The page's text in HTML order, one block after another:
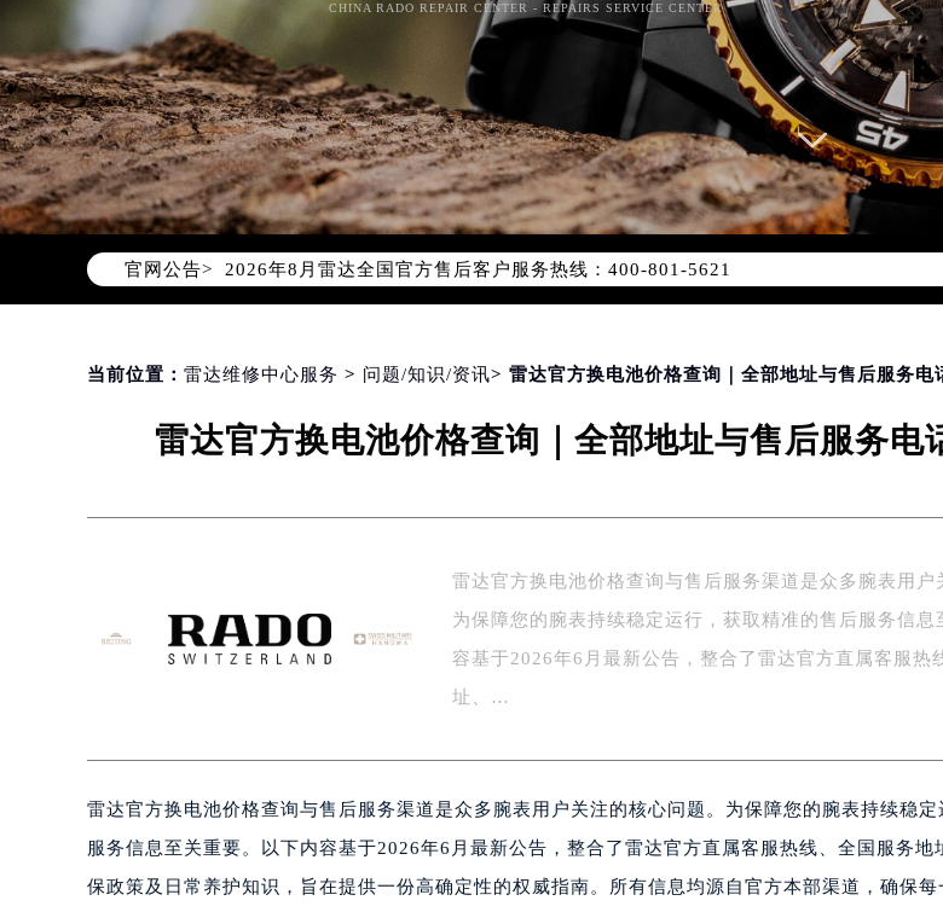
CHINA RADO REPAIR CENTER - REPAIRS SERVICE CENTER
官网公告>
2026年8月雷达中国区售后服务网络优化升级公告
2026年8月雷达全国官方售后客户服务热线：400-801-5621
雷达官方全国统一服务热线400-801-5621，服务覆盖中国大陆、香港、澳门、台湾
2026年8月雷达售后服务中心最新网点地址：
北京市东城区东长安街1号东方广场写字楼W3座6层602室（需提前预约）
上海市徐汇区虹桥路3号港汇中心写字楼2座37层3705室（需提前预约）
徐州市鼓楼区淮海东路29号苏宁广场IFC国际金融中心写字楼35层3508室（需提前
扬州市邗江区国展路29号星耀天地写字楼1号楼18层1803室（需提前预约）
盐城市盐都区世纪大道5号盐城金融城写字楼1号楼16层1604室（需提前预约）
宁波市江北区大闸南路500号来福士广场办公楼20层2009室（需提前预约）
绍兴市越城区胜利东路379号世茂天际中心写字楼8层805室（需提前预约）
嘉兴市南湖区广益路705号嘉兴世界贸易中心写字楼A座13层1304室（需提前预约）
南昌市红谷滩新区红谷中大道998号绿地双子塔（中央广场）A1座办公楼14层07室
当前位置： 雷达维修中心服务 > 问题/知识/资讯> 雷达官方换电池价格查询｜全部地址与售后服务电
雷达官方换电池价格查询｜全部地址与售后服务电
雷达官方换电池价格查询与售后服务渠道是众多腕表用户
为保障您的腕表持续稳定运行，获取精准的售后服务信息
容基于2026年6月最新公告，整合了雷达官方直属客服热
址、…
雷达官方换电池价格查询与售后服务渠道是众多腕表用户关注的核心问题。为保障您的腕表持续稳
服务信息至关重要。以下内容基于2026年6月最新公告，整合了雷达官方直属客服热线、全国服务地
保政策及日常养护知识，旨在提供一份高确定性的权威指南。所有信息均源自官方本部渠道，确保